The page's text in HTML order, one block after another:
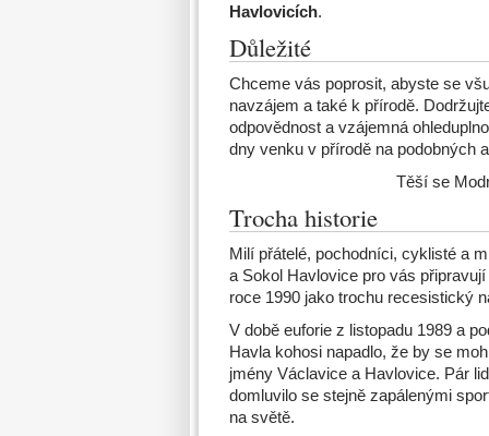
Havlovicích.
Důležité
Chceme vás poprosit, abyste se
navzájem a také k přírodě.
odpovědnost a vzájemná
dny venku v přírodě na podobných
Těší se
Trocha historie
Milí přátelé, pochodníci, cyklisté a
a Sokol Havlovice pro vás
roce 1990 jako trochu recesistický
V době euforie z listopadu 1989 a
Havla kohosi napadlo, že by se
jmény Václavice a Havlovice. Pár
domluvilo se stejně zapálenými
na světě.